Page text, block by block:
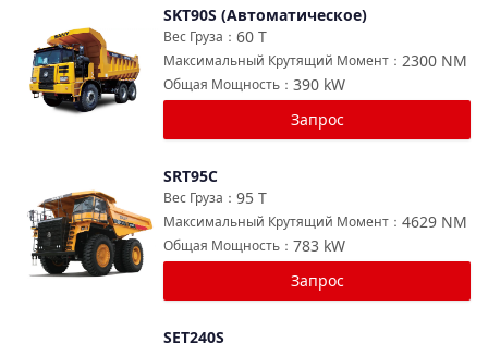
Сравнить
SKT90S (Автоматическое)
60 T
Вес Груза ：
2300 NM
Максимальный Крутящий Момент ：
390 kW
Общая Мощность ：
Запрос
Сравнить
SRT95C
95 T
Вес Груза ：
4629 NM
Максимальный Крутящий Момент ：
783 kW
Общая Мощность ：
Запрос
SET240S